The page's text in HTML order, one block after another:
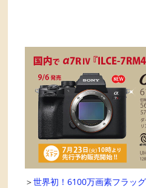
＞世界初！6100万画素フラッ